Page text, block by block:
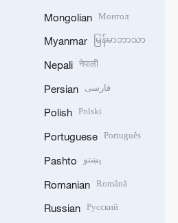
Mongolian Монгол
Myanmar မြန်မာဘာသာ
Nepali नेपाली
Persian فارسی
Polish Polski
Portuguese Português
Pashto پښتو
Romanian Română
Russian Русский